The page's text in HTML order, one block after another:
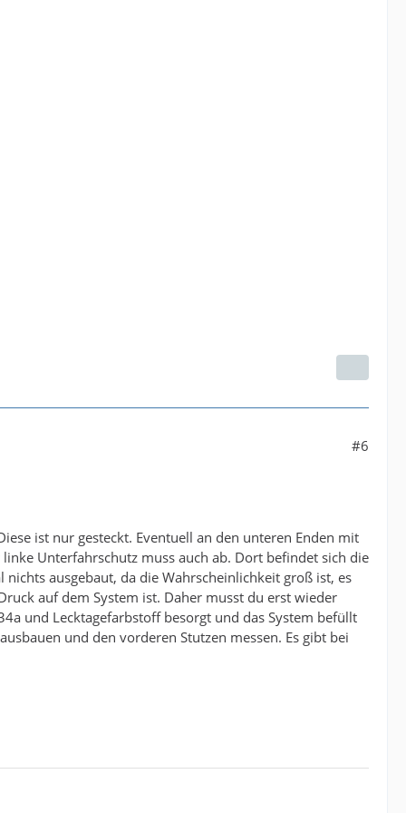
#6
ist nur gesteckt. Eventuell an den unteren Enden mit
Unterfahrschutz muss auch ab. Dort befindet sich die
ausgebaut, da die Wahrscheinlichkeit groß ist, es
auf dem System ist. Daher musst du erst wieder
und Lecktagefarbstoff besorgt und das System befüllt
und den vorderen Stutzen messen. Es gibt bei